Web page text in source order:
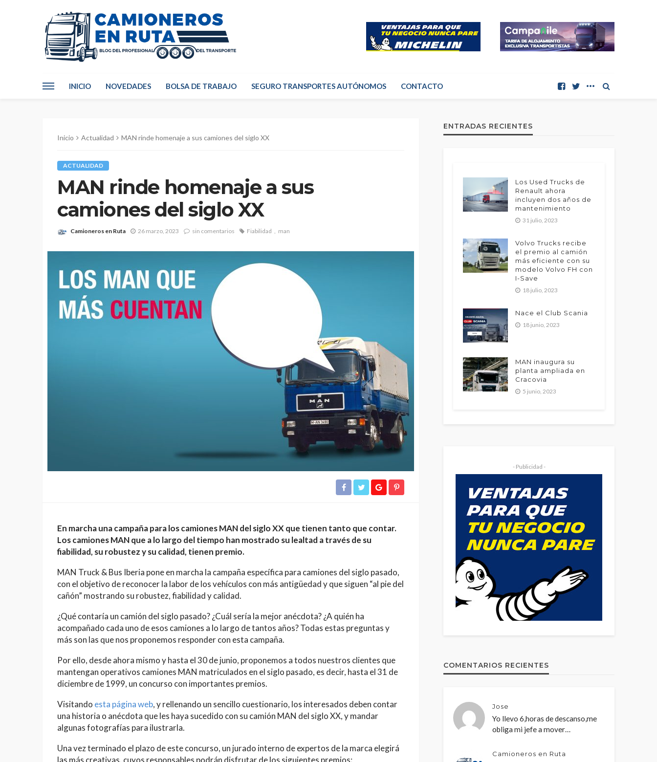
INICIO NOVEDADES BOLSA DE TRABAJO SEGURO TRANSPORTES AUTÓNOMOS CONTACTO
Inicio Actualidad MAN rinde homenaje a sus camiones del siglo XX
ACTUALIDAD
MAN rinde homenaje a sus
camiones del siglo XX
Camioneros en Ruta 26 marzo, 2023 sin comentarios Fiabilidad man
En marcha una campaña para los camiones MAN del siglo XX que tienen tanto que contar.
Los camiones MAN que a lo largo del tiempo han mostrado su lealtad a través de su
fiabilidad, su robustez y su calidad, tienen premio.
MAN Truck & Bus Iberia pone en marcha la campaña específica para camiones del siglo pasado,
con el objetivo de reconocer la labor de los vehículos con más antigüedad y que siguen “al pie del
cañón” mostrando su robustez, fiabilidad y calidad.
¿Qué contaría un camión del siglo pasado? ¿Cuál sería la mejor anécdota? ¿A quién ha
acompañado cada uno de esos camiones a lo largo de tantos años? Todas estas preguntas y
más son las que nos proponemos responder con esta campaña.
Por ello, desde ahora mismo y hasta el 30 de junio, proponemos a todos nuestros clientes que
mantengan operativos camiones MAN matriculados en el siglo pasado, es decir, hasta el 31 de
diciembre de 1999, un concurso con importantes premios.
Visitando esta página web, y rellenando un sencillo cuestionario, los interesados deben contar
una historia o anécdota que les haya sucedido con su camión MAN del siglo XX, y mandar
algunas fotografías para ilustrarla.
Una vez terminado el plazo de este concurso, un jurado interno de expertos de la marca elegirá
ENTRADAS RECIENTES
Los Used Trucks de
Renault ahora
incluyen dos años de
mantenimiento
31 julio, 2023
Volvo Trucks recibe
el premio al camión
más eficiente con su
modelo Volvo FH con
I-Save
18 julio, 2023
Nace el Club Scania
18 junio, 2023
MAN inaugura su
planta ampliada en
Cracovia
5 junio, 2023
- Publicidad -
COMENTARIOS RECIENTES
Jose
Yo llevo 6,horas de descanso,me
obliga mi jefe a mover…
Camioneros en Ruta